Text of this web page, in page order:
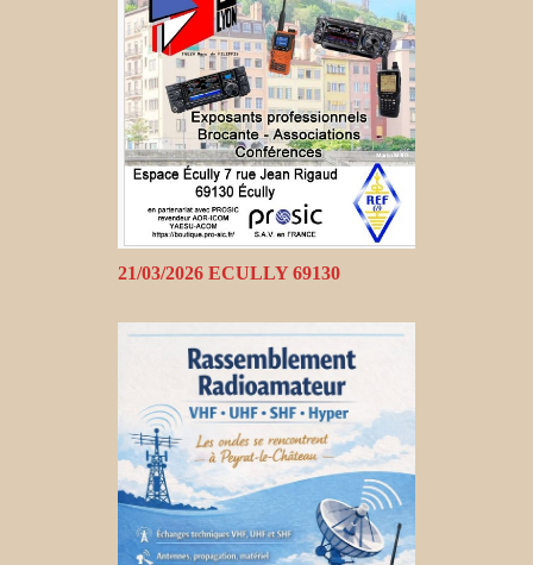
21/03/2026 ECULLY 69130